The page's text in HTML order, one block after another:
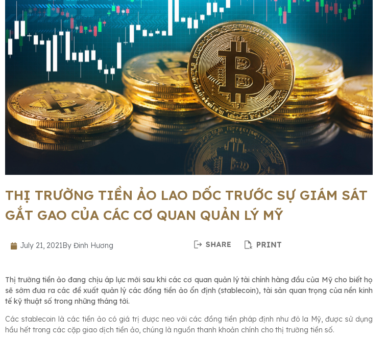
THỊ TRƯỜNG TIỀN ẢO LAO DỐC TRƯỚC SỰ GIÁM SÁT
GẮT GAO CỦA CÁC CƠ QUAN QUẢN LÝ MỸ
July 21, 2021By Đinh Hương
Thị trường tiền ảo đang chịu áp lực mới sau khi các cơ quan quản lý tài chính hàng đầu của Mỹ cho biết họ
sẽ sớm đưa ra các đề xuất quản lý các đồng tiền ảo ổn định (stablecoin), tài sản quan trọng của nền kinh
tế kỹ thuật số trong những tháng tới.
Các stablecoin là các tiền ảo có giá trị được neo với các đồng tiền pháp định như đô la Mỹ, được sử dụng
hầu hết trong các cặp giao dịch tiền ảo, chúng là nguồn thanh khoản chính cho thị trường tiền số.